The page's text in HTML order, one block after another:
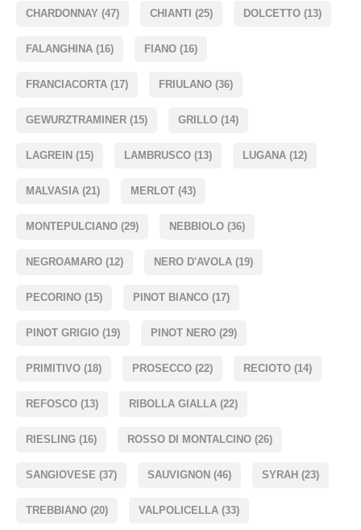
CHARDONNAY (47) CHIANTI (25) DOLCETTO (13)
FALANGHINA (16) FIANO (16)
FRANCIACORTA (17) FRIULANO (36)
GEWURZTRAMINER (15) GRILLO (14)
LAGREIN (15) LAMBRUSCO (13) LUGANA (12)
MALVASIA (21) MERLOT (43)
MONTEPULCIANO (29) NEBBIOLO (36)
NEGROAMARO (12) NERO D'AVOLA (19)
PECORINO (15) PINOT BIANCO (17)
PINOT GRIGIO (19) PINOT NERO (29)
PRIMITIVO (18) PROSECCO (22) RECIOTO (14)
REFOSCO (13) RIBOLLA GIALLA (22)
RIESLING (16) ROSSO DI MONTALCINO (26)
SANGIOVESE (37) SAUVIGNON (46) SYRAH (23)
TREBBIANO (20) VALPOLICELLA (33)